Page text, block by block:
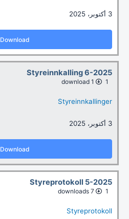
3 أكتوبر، 2025
Download
Styreinnkalling 6-2025
1
Styreinnkallinger
3 أكتوبر، 2025
Download
Styreprotokoll 5-2025
1
7 downloads
Styreprotokoll